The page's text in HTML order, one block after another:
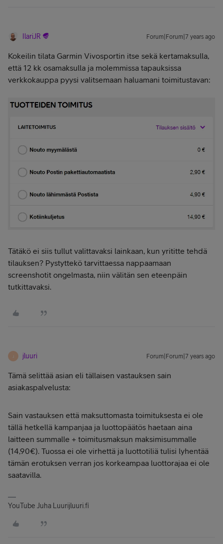
IlariJR Forum|Forum|7 years ago
Kokeilin tilata Garmin Vivosportin itse sekä kertamaksulla,
että 12 kk osamaksulla ja molemmissa tapauksissa
verkkokauppa pyysi valitsemaan haluamani toimitustavan:
Tätäkö ei siis tullut valittavaksi lainkaan, kun yrititte tehdä
tilauksen? Pystyttekö tarvittaessa nappaamaan
screenshotit ongelmasta, niin välitän sen eteenpäin
tutkittavaksi.
J jluuri Forum|Forum|7 years ago
Tämä selittää asian eli tällaisen vastauksen sain
asiakaspalvelusta:
Sain vastauksen että maksuttomasta toimituksesta ei ole
tällä hetkellä kampanjaa ja luottopäätös haetaan aina
laitteen summalle + toimitusmaksun maksimisummalle
(14,90€). Tuossa ei ole virhettä ja luottotiliä tulisi lyhentää
tämän erotuksen verran jos korkeampaa luottorajaa ei ole
saatavilla.
YouTube Juha Luurijluuri.fi